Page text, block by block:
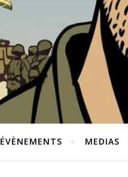
ÉVÈNEMENTS MEDIAS